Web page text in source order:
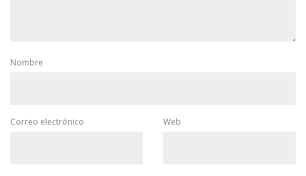
Nombre
Correo electrónico Web